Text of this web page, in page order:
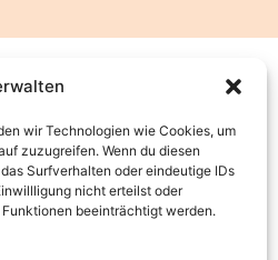
wir Technologien wie Cookies, um
zuzugreifen. Wenn du diesen
Surfverhalten oder eindeutige IDs
nicht erteilst oder
beeinträchtigt werden.